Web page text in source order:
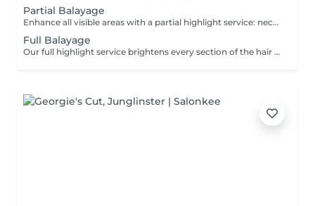
Partial Balayage
Enhance all visible areas with a partial highlight service: neckline, face frame and the entire top section. Ideal for a half head or crown appointment. Tip-Outs, balayage, gloss and toning are included for a luminous and beautifully blended result.
Full Balayage
Our full highlight service brightens every section of the hair from the inside out, including precise work at the neckline and around the face. Ideal for a ¾ head to full head lightening service. Tip-Outs, balayage, gloss and toning are included for a luminous and beautifully blended result.